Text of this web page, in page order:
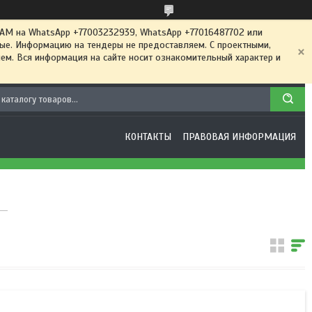
+77003232939, WhatsApp +77016487702 или
Информацию на тендеры не предоставляем. С проектными,
Вся информация на сайте носит ознакомительный характер и
КОНТАКТЫ ПРАВОВАЯ ИНФОРМАЦИЯ